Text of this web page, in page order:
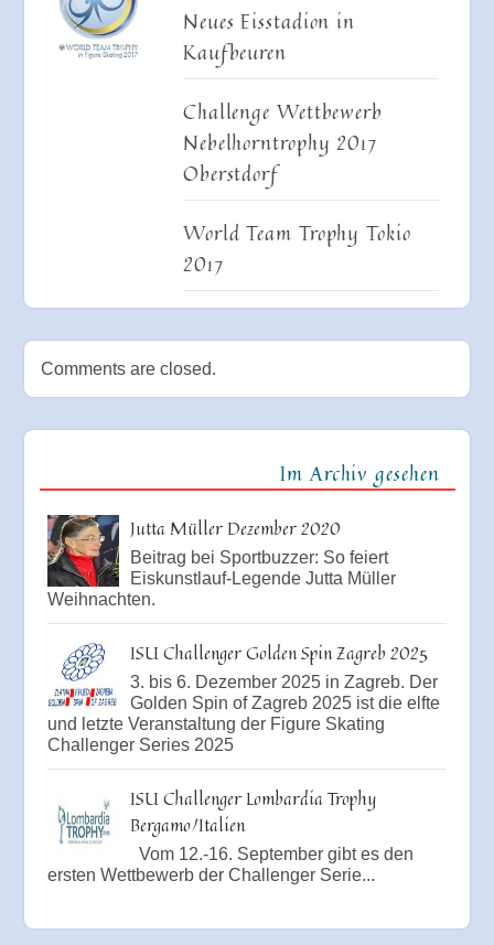
Neues Eisstadion in
Kaufbeuren
Challenge Wettbewerb
Nebelhorntrophy 2017
Oberstdorf
World Team Trophy Tokio
2017
Comments are closed.
Im Archiv gesehen
Jutta Müller Dezember 2020
Beitrag bei Sportbuzzer: So feiert
Eiskunstlauf-Legende Jutta Müller
Weihnachten.
ISU Challenger Golden Spin Zagreb 2025
3. bis 6. Dezember 2025 in Zagreb. Der
Golden Spin of Zagreb 2025 ist die elfte
und letzte Veranstaltung der Figure Skating
Challenger Series 2025
ISU Challenger Lombardia Trophy
Bergamo/Italien
Vom 12.-16. September gibt es den
ersten Wettbewerb der Challenger Serie...